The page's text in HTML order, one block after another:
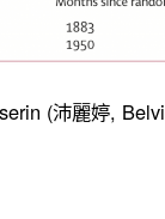
(沛麗婷,